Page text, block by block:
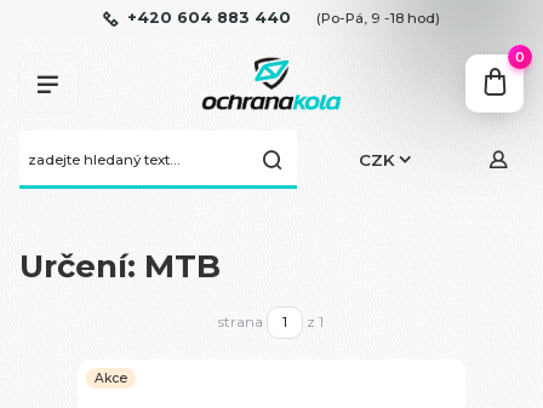
CZK
+420 604 883 440 (Po-Pá, 9 -18 hod)
0
Určení: MTB
strana z 1
Akce